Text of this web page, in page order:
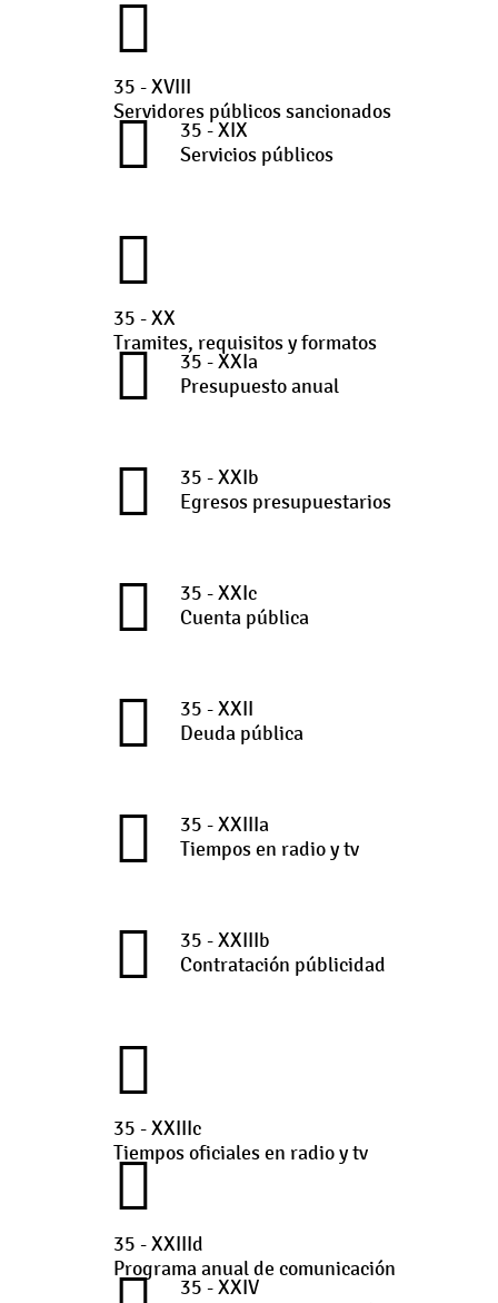
35 - XVIII
Servidores públicos sancionados
35 - XIX
Servicios públicos
35 - XX
Tramites, requisitos y formatos
35 - XXIa
Presupuesto anual
35 - XXIb
Egresos presupuestarios
35 - XXIc
Cuenta pública
35 - XXII
Deuda pública
35 - XXIIIa
Tiempos en radio y tv
35 - XXIIIb
Contratación públicidad
35 - XXIIIc
Tiempos oficiales en radio y tv
35 - XXIIId
Programa anual de comunicación
35 - XXIV